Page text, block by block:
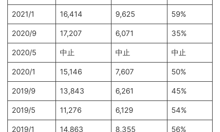
2021/1 16,414 9,625 59%
2020/9 17,207 6,071 35%
2020/5 中止 中止 中止
2020/1 15,146 7,607 50%
2019/9 13,843 6,261 45%
2019/5 11,276 6,129 54%
2019/1 14,863 8,355 56%